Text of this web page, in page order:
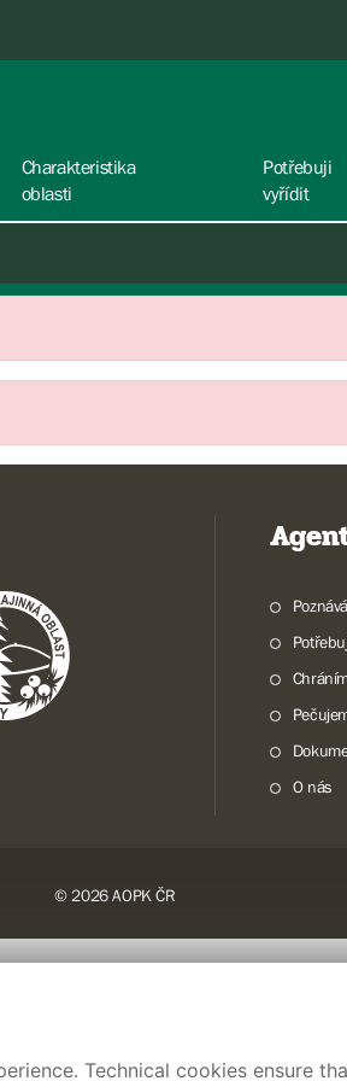
Charakteristika
oblasti
Potřebuji
vyřídit
O nás
© 2026 AOPK ČR
Technical cookies ensure